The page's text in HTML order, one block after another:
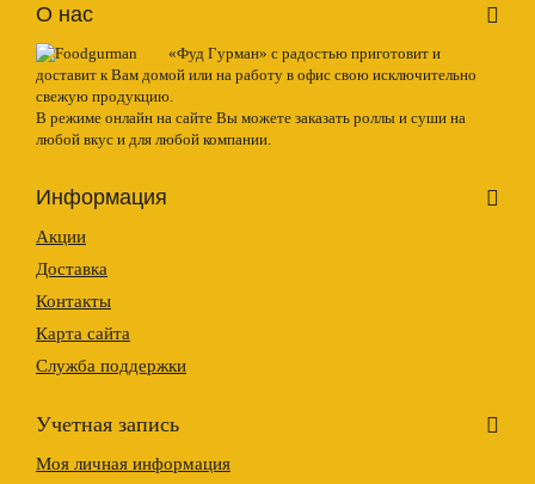
О нас
«Фуд Гурман» с радостью приготовит и
доставит к Вам домой или на работу в офис свою исключительно
свежую продукцию.
В режиме онлайн на сайте Вы можете заказать роллы и суши на
любой вкус и для любой компании.
Информация
Акции
Доставка
Контакты
Карта сайта
Служба поддержки
Учетная запись
Моя личная информация